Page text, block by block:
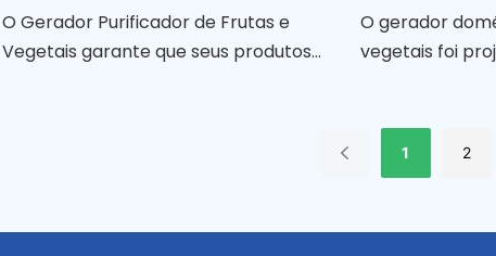
O Gerador Purificador de Frutas e
Vegetais garante que seus produtos
frescos.
saudável
O gerador
vegetais foi
design fácil de
poderosos,
facilitar o
1 2